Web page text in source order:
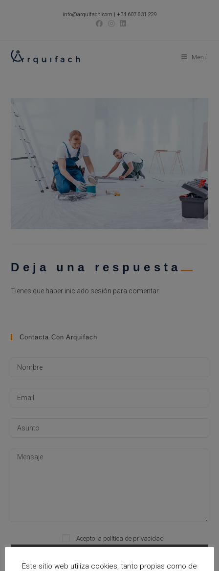
info@arquifach.com | +34 607 831 229
Menú
Deja una respuesta
Tienes que haber iniciado sesión para comentar.
Contacta Con Arquifach
Please leave this field empty.
Acepto la política de privacidad
Este sitio web utiliza cookies, tanto propias como de